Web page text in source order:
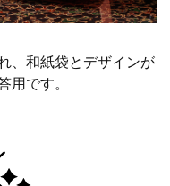
、和紙袋とデザインが
用です。